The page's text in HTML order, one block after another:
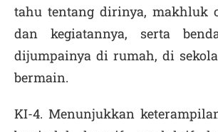
tahu tentang dirinya, makhluk
dan kegiatannya, serta
dijumpainya di rumah, di
bermain.
KI-4. Menunjukkan